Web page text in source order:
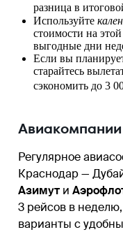
разница в
Используйте
стоимости на
выгодные дни
Если вы
старайтесь
сэкономить до 3
Авиакомпании
Регулярное
Краснодар —
Азимут и
3 рейсов в
варианты с